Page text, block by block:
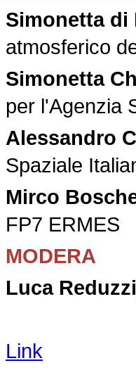
Simonetta di
atmosferico
Simonetta
per l'Agenzia
Alessandro
Spaziale
Mirco
FP7 ERMES
MODERA
Luca Reduzzi
Link